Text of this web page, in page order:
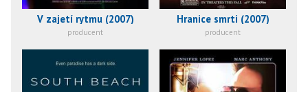
V zajetí rytmu (2007)
producent
Hranice smrti (2007)
producent